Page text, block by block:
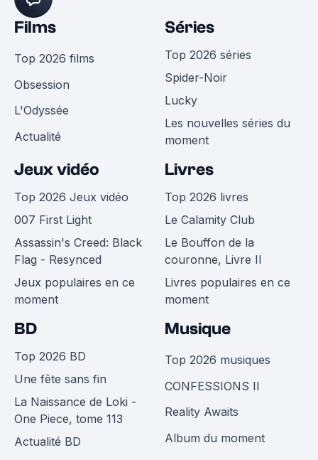
Films
Top 2026 films
Obsession
L'Odyssée
Actualité
Séries
Top 2026 séries
Spider-Noir
Lucky
Les nouvelles séries du
moment
Jeux vidéo
Top 2026 Jeux vidéo
007 First Light
Assassin's Creed: Black
Flag - Resynced
Jeux populaires en ce
moment
Livres
Top 2026 livres
Le Calamity Club
Le Bouffon de la
couronne, Livre II
Livres populaires en ce
moment
BD
Top 2026 BD
Une fête sans fin
La Naissance de Loki -
One Piece, tome 113
Actualité BD
Musique
Top 2026 musiques
CONFESSIONS II
Reality Awaits
Album du moment